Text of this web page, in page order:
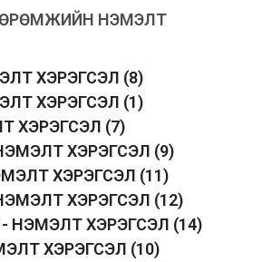
НЭМЭЛТ
ХЭРЭГСЭЛ (8)
ХЭРЭГСЭЛ (1)
ХЭРЭГСЭЛ (7)
НЭМЭЛТ ХЭРЭГСЭЛ (9)
ХЭРЭГСЭЛ (11)
НЭМЭЛТ ХЭРЭГСЭЛ (12)
- НЭМЭЛТ ХЭРЭГСЭЛ (14)
ХЭРЭГСЭЛ (10)